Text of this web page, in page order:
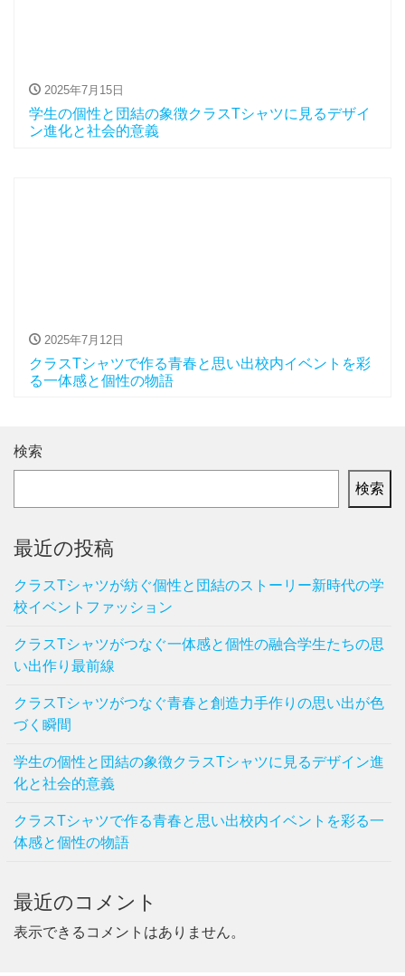
2025年7月15日
学生の個性と団結の象徴クラスTシャツに見るデザイ
ン進化と社会的意義
2025年7月12日
クラスTシャツで作る青春と思い出校内イベントを彩
る一体感と個性の物語
検索
検索
最近の投稿
クラスTシャツが紡ぐ個性と団結のストーリー新時代の学
校イベントファッション
クラスTシャツがつなぐ一体感と個性の融合学生たちの思
い出作り最前線
クラスTシャツがつなぐ青春と創造力手作りの思い出が色
づく瞬間
学生の個性と団結の象徴クラスTシャツに見るデザイン進
化と社会的意義
クラスTシャツで作る青春と思い出校内イベントを彩る一
体感と個性の物語
最近のコメント
表示できるコメントはありません。